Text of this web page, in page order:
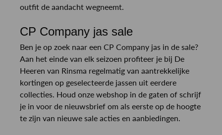
outfit de aandacht wegneemt.
CP Company jas sale
Ben je op zoek naar een CP Company jas in de sale?
Aan het einde van elk seizoen profiteer je bij De
Heeren van Rinsma regelmatig van aantrekkelijke
kortingen op geselecteerde jassen uit eerdere
collecties. Houd onze webshop in de gaten of schrijf
je in voor de nieuwsbrief om als eerste op de hoogte
te zijn van nieuwe sale acties en aanbiedingen.